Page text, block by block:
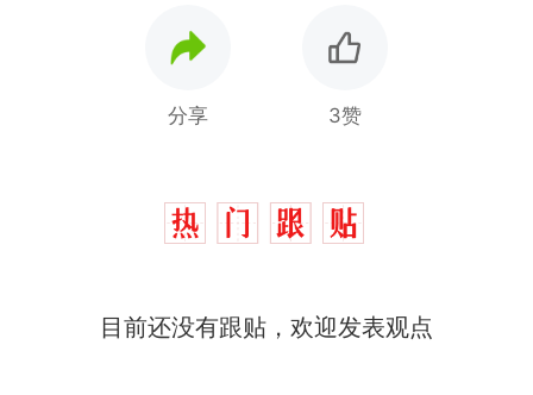
分享 3赞
目前还没有跟贴，欢迎发表观点